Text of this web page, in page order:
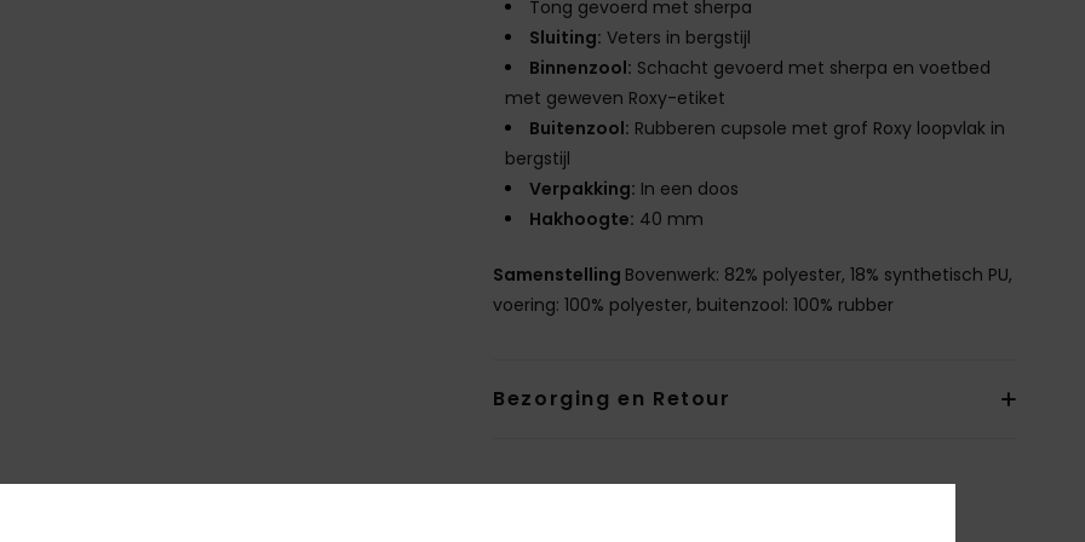
Tong gevoerd met sherpa
Sluiting: Veters in bergstijl
Binnenzool: Schacht gevoerd met sherpa en voetbed
met geweven Roxy-etiket
Buitenzool: Rubberen cupsole met grof Roxy loopvlak in
bergstijl
Verpakking: In een doos
Hakhoogte: 40 mm
Samenstelling Bovenwerk: 82% polyester, 18% synthetisch PU,
voering: 100% polyester, buitenzool: 100% rubber
Bezorging en Retour